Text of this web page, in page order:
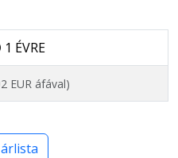
1 ÉVRE
EUR áfával)